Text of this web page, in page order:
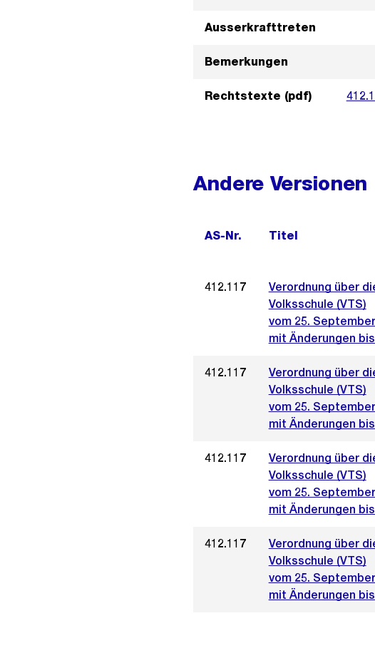
Ausserkrafttreten
Bemerkungen
Rechtstexte (pdf)
Andere Versionen
AS-Nr. Titel
412.117
Verordnung über
Volksschule (VTS)
vom 25.
mit Änderungen
412.117
Verordnung über
Volksschule (VTS)
vom 25.
mit Änderungen
412.117
Verordnung über
Volksschule (VTS)
vom 25.
mit Änderungen
412.117
Verordnung über
Volksschule (VTS)
vom 25.
mit Änderungen